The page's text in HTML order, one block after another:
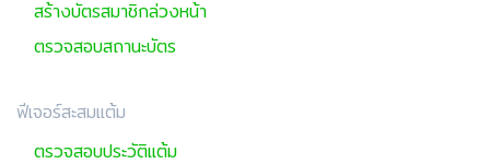
สร้างบัตรสมาชิกล่วงหน้า
ตรวจสอบสถานะบัตร
ฟีเจอร์สะสมแต้ม
ตรวจสอบประวัติแต้ม